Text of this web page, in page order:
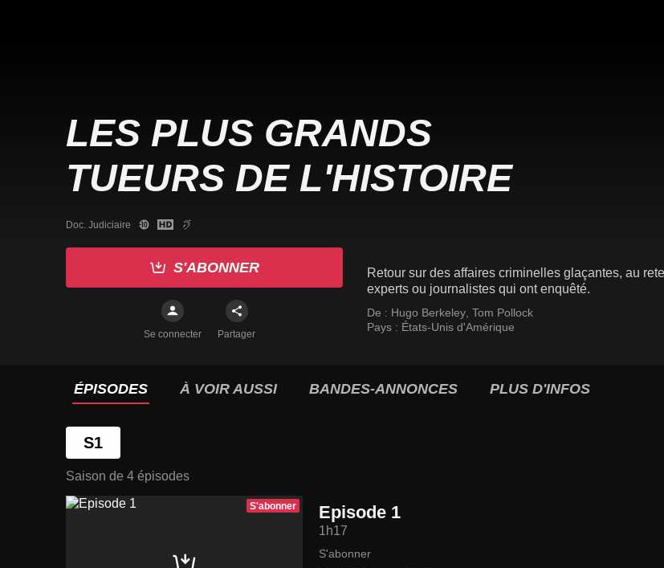
LES PLUS GRANDS
TUEURS DE L'HISTOIRE
Doc. Judiciaire
S'ABONNER
Se connecter Partager
Retour sur des affaires criminelles glaçantes, au
experts ou journalistes qui ont enquêté.
De : Hugo Berkeley Tom Pollock
Pays : États-Unis d'Amérique
ÉPISODES À VOIR AUSSI BANDES-ANNONCES PLUS D'INFOS
S1
Saison de 4 épisodes
S'abonner Episode 1
1h17
S'abonner